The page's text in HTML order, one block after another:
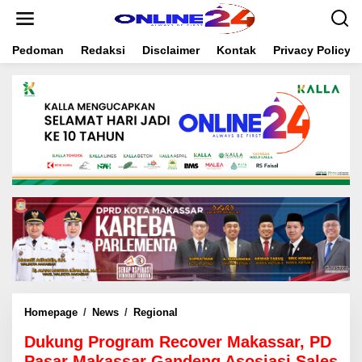
t
Pedoman Redaksi Disclaimer Kontak Privacy Policy
Homepage / News / Regional
k
u
Dukung Program Recover Makassar, PD